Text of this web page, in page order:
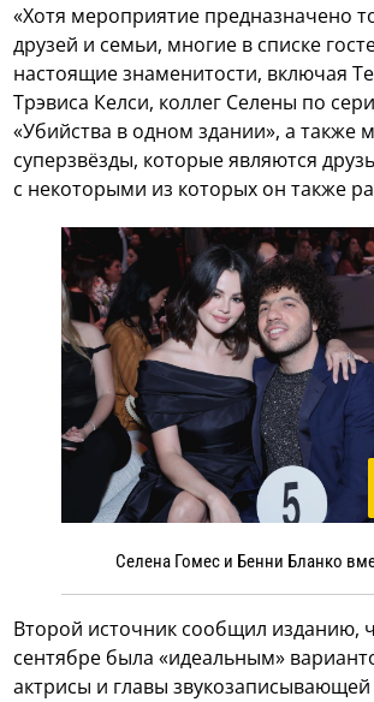
«Хотя мероприятие предназначено
друзей и семьи, многие в списке
настоящие знаменитости, включая
Трэвиса Келси, коллег Селены по
«Убийства в одном здании», а также
суперзвёзды, которые являются
с некоторыми из которых он также
Селена Гомес и Бенни Бланко
Второй источник сообщил изданию,
сентябре была «идеальным»
актрисы и главы